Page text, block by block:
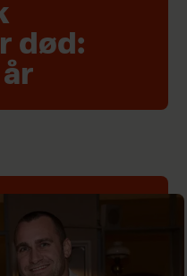
død: